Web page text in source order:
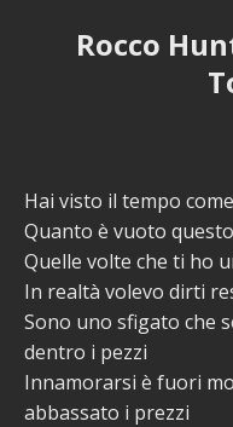
Rocco
Hai visto il tempo
Quanto è vuoto
Quelle volte che ti ho
In realtà volevo dirti
Sono uno sfigato che
dentro i pezzi
Innamorarsi è fuori
abbassato i prezzi